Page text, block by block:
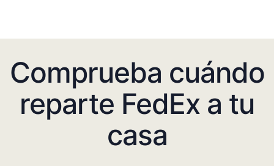
Comprueba cuándo
reparte FedEx a tu
casa